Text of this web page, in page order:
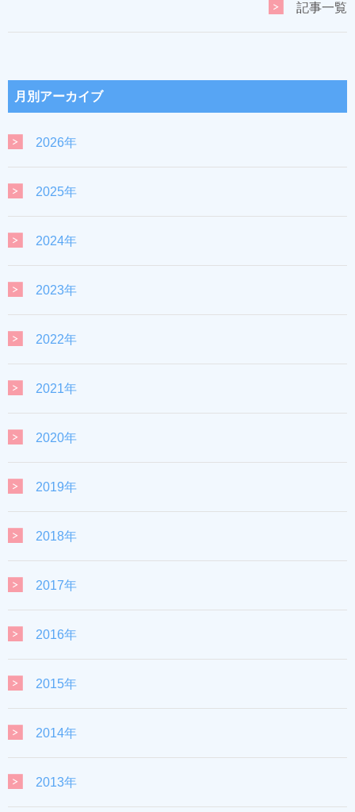
記事一覧
月別アーカイブ
2026年
2025年
2024年
2023年
2022年
2021年
2020年
2019年
2018年
2017年
2016年
2015年
2014年
2013年